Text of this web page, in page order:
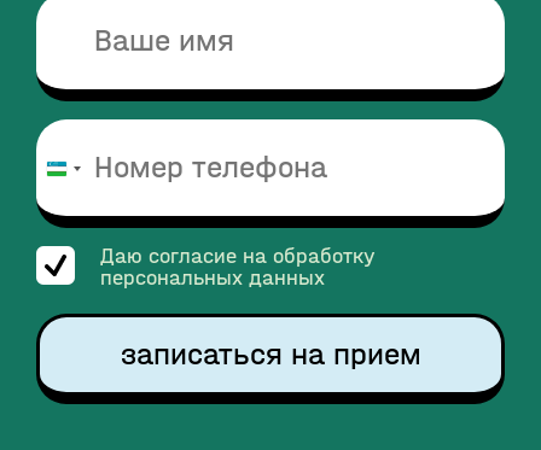
Узбекистан
Даю согласие на обработку
персональных данных
записаться на прием